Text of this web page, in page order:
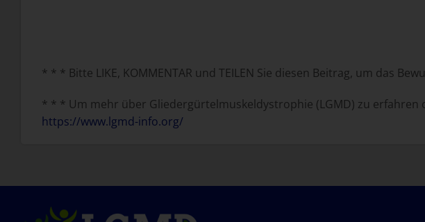
* * * Bitte LIKE, KOMMENTAR und TEILEN Sie diesen Beitrag, um das
* * * Um mehr über Gliedergürtelmuskeldystrophie (LGMD) zu
https://www.lgmd-info.org/